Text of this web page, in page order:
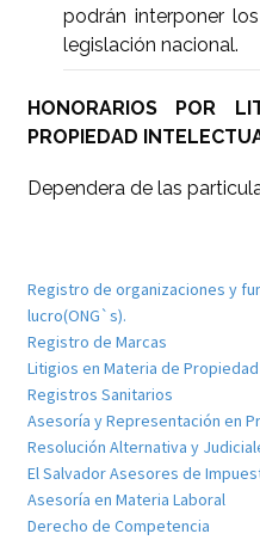
podrán interponer
legislación nacional.
HONORARIOS POR
PROPIEDAD
Dependera de las
Registro de organizaciones y
lucro(ONG`s).
Registro de Marcas
Litigios en Materia de
Registros Sanitarios
Asesoría y Representación en
Resolución Alternativa y
El Salvador Asesores de
Asesoría en Materia Laboral
Derecho de Competencia